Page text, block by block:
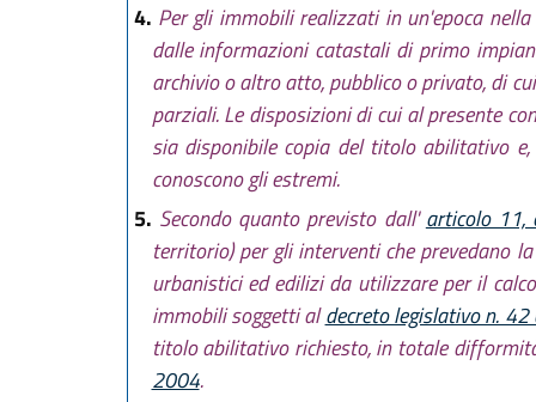
4. Per gli immobili realizzati in un'epoca
dalle informazioni catastali di primo
archivio o altro atto, pubblico o privato, di
parziali. Le disposizioni di cui al presente
sia disponibile copia del titolo abilitativo
conoscono gli estremi.
5. Secondo quanto previsto dall'articolo 11,
territorio) per gli interventi che prevedano
urbanistici ed edilizi da utilizzare per il
immobili soggetti aldecreto legislativo n.
titolo abilitativo richiesto, in totale
2004.